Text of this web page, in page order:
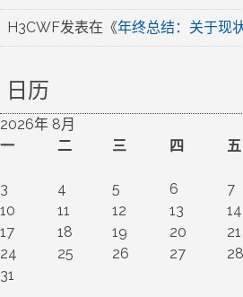
H3CWF发表在《年终总结：关于现
日历
2026年 8月
一
二 三 四 五
3
4 5 6 7
10
11 12 13 14
17
18 19 20 21
24
25 26 27 28
31